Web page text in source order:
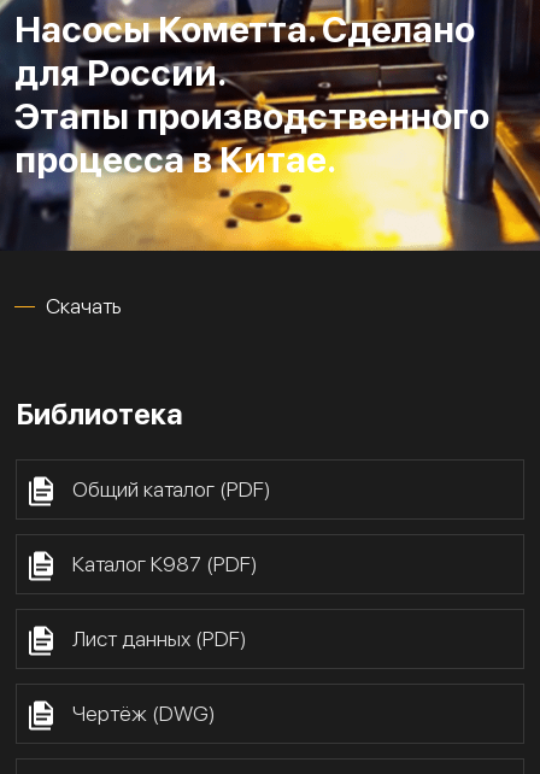
Насосы Кометта. Сделано
для России.
Этапы производственного
процесса в Китае.
Скачать
Библиотека
Общий каталог (PDF)
Каталог К987 (PDF)
Лист данных (PDF)
Чертёж (DWG)